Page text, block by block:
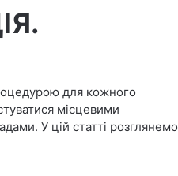
для кожного
місцевими
У цій статті розглянемо